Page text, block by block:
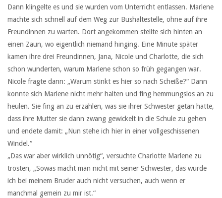
Dann klingelte es und sie wurden vom Unterricht entlassen. Marlene
machte sich schnell auf dem Weg zur Bushaltestelle, ohne auf ihre
Freundinnen zu warten. Dort angekommen stellte sich hinten an
einen Zaun, wo eigentlich niemand hinging. Eine Minute später
kamen ihre drei Freundinnen, Jana, Nicole und Charlotte, die sich
schon wunderten, warum Marlene schon so früh gegangen war.
Nicole fragte dann: „Warum stinkt es hier so nach Scheiße?“ Dann
konnte sich Marlene nicht mehr halten und fing hemmungslos an zu
heulen. Sie fing an zu erzählen, was sie ihrer Schwester getan hatte,
dass ihre Mutter sie dann zwang gewickelt in die Schule zu gehen
und endete damit: „Nun stehe ich hier in einer vollgeschissenen
Windel.“
„Das war aber wirklich unnötig“, versuchte Charlotte Marlene zu
trösten, „Sowas macht man nicht mit seiner Schwester, das würde
ich bei meinem Bruder auch nicht versuchen, auch wenn er
manchmal gemein zu mir ist.“